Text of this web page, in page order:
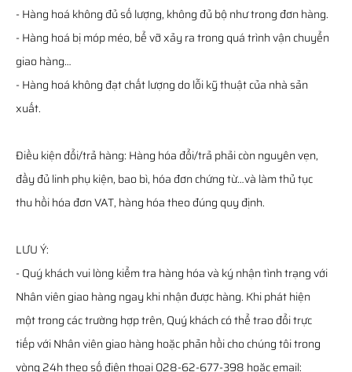
- Hàng hoá không đủ số lượng, không đủ bộ như trong đơn hàng.
- Hàng hoá bị móp méo, bể vỡ xảy ra trong quá trình vận chuyển
giao hàng…
- Hàng hoá không đạt chất lượng do lỗi kỹ thuật của nhà sản
xuất.
Điều kiện đổi/trả hàng: Hàng hóa đổi/trả phải còn nguyên vẹn,
đầy đủ linh phụ kiện, bao bì, hóa đơn chứng từ…và làm thủ tục
thu hồi hóa đơn VAT, hàng hóa theo đúng quy định.
LƯU Ý:
- Quý khách vui lòng kiểm tra hàng hóa và ký nhận tình trạng với
Nhân viên giao hàng ngay khi nhận được hàng. Khi phát hiện
một trong các trường hợp trên, Quý khách có thể trao đổi trực
tiếp với Nhân viên giao hàng hoặc phản hồi cho chúng tôi trong
vòng 24h theo số điện thoại 028-62-677-398 hoặc email: